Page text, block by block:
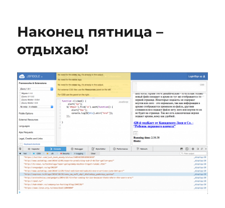
Наконец пятница –
отдыхаю!